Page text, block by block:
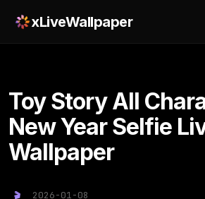
xLiveWallpaper
Toy Story All
New Year Selfie
Wallpaper
2026-01-08